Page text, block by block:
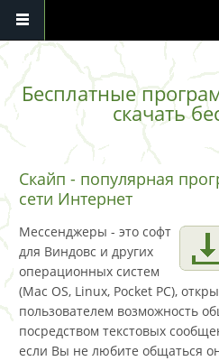
Перейти к основному содержанию
Бесплатные
скачать
Скайп - популярная
сети Интернет
Мессенджеры - это софт
для Виндовс и других
операционных систем
(Mac OS, Linux, Pocket РС),
пользователем возможность
посредством текстовых
если Вы не любите общаться